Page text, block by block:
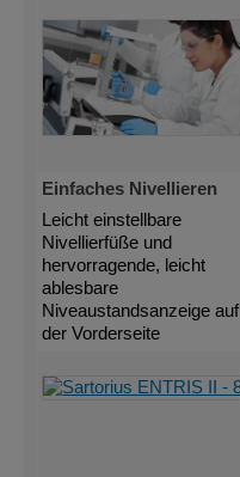
Einfaches Nivellieren
Leicht einstellbare
Nivellierfüße und
hervorragende, leicht
ablesbare
Niveaustandsanzeige auf
der Vorderseite